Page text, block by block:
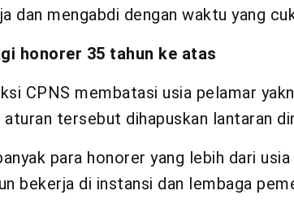
dan mengabdi dengan waktu yang
honorer 35 tahun ke atas
CPNS membatasi usia pelamar
tersebut dihapuskan lantaran
para honorer yang lebih dari
bekerja di instansi dan lembaga